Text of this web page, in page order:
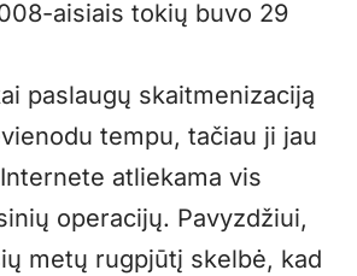
aisiais tokių buvo 29
paslaugų skaitmenizaciją
tempu, tačiau ji jau
atliekama vis
operacijų. Pavyzdžiui,
metų rugpjūtį skelbė, kad